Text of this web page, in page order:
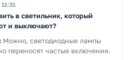
в светильник, который
и выключают?
Можно, светодиодные лампы
переносят частые включения.